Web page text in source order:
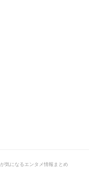
気になるエンタメ情報まとめ